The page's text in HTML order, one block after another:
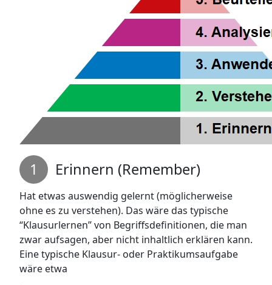
Erinnern (Remember)
Hat etwas auswendig gelernt (möglicherweise
ohne es zu verstehen). Das wäre das typische
“Klausurlernen” von Begriffsdefinitionen, die man
zwar aufsagen, aber nicht inhaltlich erklären kann.
Eine typische Klausur- oder Praktikumsaufgabe
wäre etwa